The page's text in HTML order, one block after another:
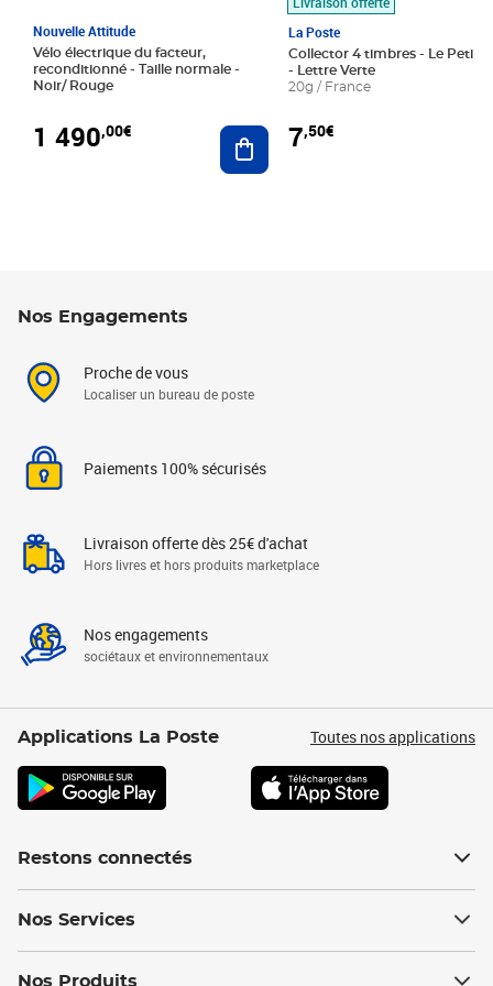
Nouvelle Attitude
Vélo électrique du facteur,
reconditionné - Taille normale -
Noir/ Rouge
1 490,00€ Ajouter au panier
La Poste
Collector 4 timbres - Le Petit
- Lettre Verte
20g / France
7,50€
Nos Engagements
Proche de vous
Localiser un bureau de poste
Paiements 100% sécurisés
Livraison offerte dès 25€ d'achat
Hors livres et hors produits marketplace
Nos engagements
sociétaux et environnementaux
Applications La Poste Toutes nos applications
Restons connectés
Nos Services
Nos Produits